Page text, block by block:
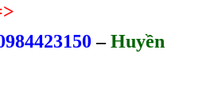
–Huyền